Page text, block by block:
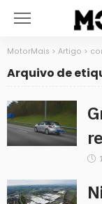
MotorMais > Artigo >
Arquivo de